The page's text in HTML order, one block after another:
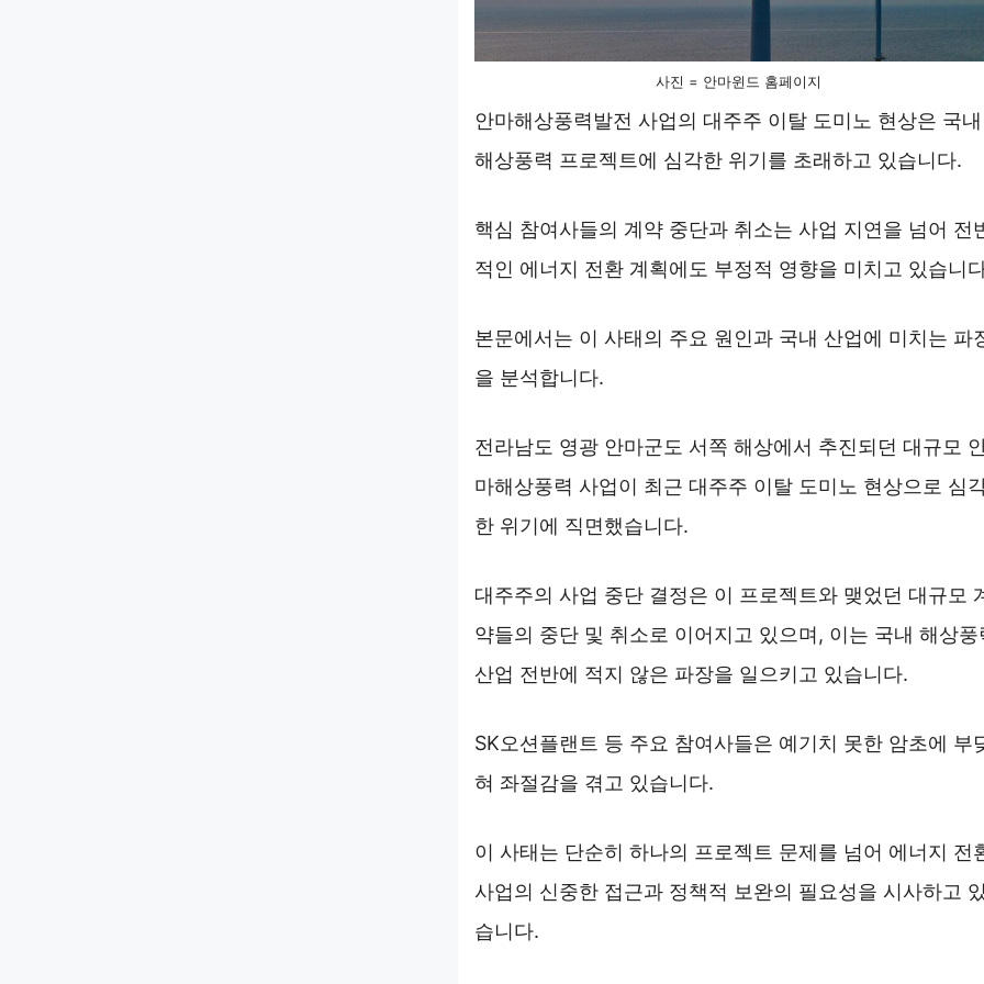
사진 = 안마윈드 홈페이지
안마해상풍력발전 사업의 대주주 이탈 도미노 현상은 국내
해상풍력 프로젝트에 심각한 위기를 초래하고 있습니다.
핵심 참여사들의 계약 중단과 취소는 사업 지연을 넘어 전
적인 에너지 전환 계획에도 부정적 영향을 미치고 있습니
본문에서는 이 사태의 주요 원인과 국내 산업에 미치는 파
을 분석합니다.
전라남도 영광 안마군도 서쪽 해상에서 추진되던 대규모
마해상풍력 사업이 최근 대주주 이탈 도미노 현상으로 심
한 위기에 직면했습니다.
대주주의 사업 중단 결정은 이 프로젝트와 맺었던 대규모
약들의 중단 및 취소로 이어지고 있으며, 이는 국내 해상풍
산업 전반에 적지 않은 파장을 일으키고 있습니다.
SK오션플랜트 등 주요 참여사들은 예기치 못한 암초에 부
혀 좌절감을 겪고 있습니다.
이 사태는 단순히 하나의 프로젝트 문제를 넘어 에너지 전
사업의 신중한 접근과 정책적 보완의 필요성을 시사하고 있
습니다.